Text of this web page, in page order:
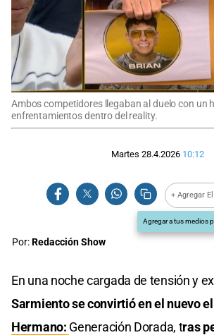
Ambos competidores llegaban al duelo con un
enfrentamientos dentro del reality.
Martes 28.4.2026 10:12
+ Agregar
Agregar a tus medios
Por:Redacción Show
En una noche cargada de tensión y
Sarmiento se convirtió en el nuevo
Hermano: Generación Dorada, tras